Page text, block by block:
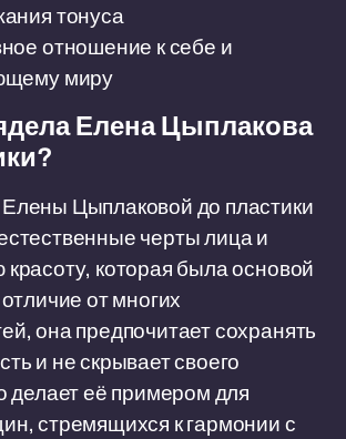
тонуса
отношение к себе и
миру
Елена Цыплакова
Цыплаковой до пластики
черты лица и
которая была основой
от многих
она предпочитает сохранять
и не скрывает своего
делает её примером для
стремящихся к гармонии с